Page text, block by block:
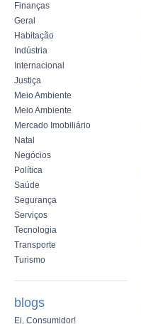
Finanças
Geral
Habitação
Indústria
Internacional
Justiça
Meio Ambiente
Meio Ambiente
Mercado Imobiliário
Natal
Negócios
Política
Saúde
Segurança
Serviços
Tecnologia
Transporte
Turismo
blogs
Ei, Consumidor!